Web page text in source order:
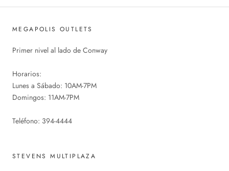
MEGAPOLIS OUTLETS
Primer nivel al lado de Conway
Horarios:
Lunes a Sábado: 10AM-7PM
Domingos: 11AM-7PM
Teléfono: 394-4444
STEVENS MULTIPLAZA